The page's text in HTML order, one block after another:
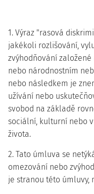
1. Výraz "rasová
jakékoli rozlišování,
zvýhodňování
nebo národnostním
nebo následkem je
užívání nebo
svobod na základě
sociální, kulturní nebo
života.
2. Tato úmluva se
omezování nebo
je stranou této úmluvy,